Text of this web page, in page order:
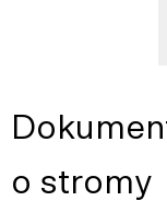
o stromy